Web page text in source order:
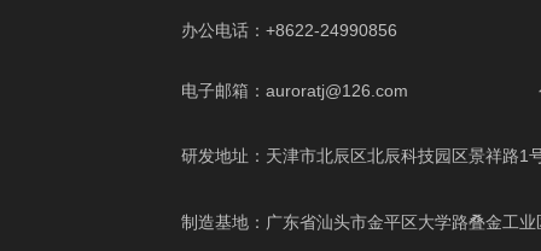
办公电话：+8622-24990856 移动
电子邮箱：auroratj@126.com 公
研发地址：天津市北辰区北辰科技园区景祥路1
制造基地：广东省汕头市金平区大学路叠金工业